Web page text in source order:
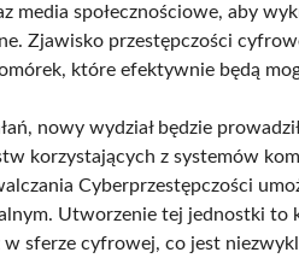
media społecznościowe, aby
Zjawisko przestępczości
które efektywnie będą
nowy wydział będzie
korzystających z systemów
Cyberprzestępczości
Utworzenie tej jednostki
sferze cyfrowej, co jest